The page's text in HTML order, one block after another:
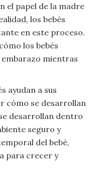
el papel de la madre
los bebés
en este proceso.
los bebés
embarazo mientras
ayudan a sus
cómo se desarrollan
desarrollan dentro
seguro y
del bebé,
para crecer y